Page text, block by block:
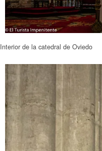
Interior de la catedral de Oviedo